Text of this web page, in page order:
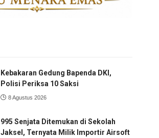
Kebakaran Gedung Bapenda DKI,
Polisi Periksa 10 Saksi
8 Agustus 2026
995 Senjata Ditemukan di Sekolah
Jaksel, Ternyata Milik Importir Airsoft